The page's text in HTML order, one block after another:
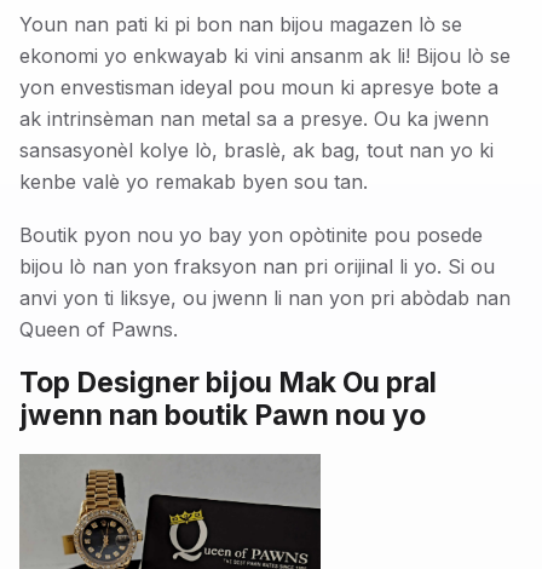
Youn nan pati ki pi bon nan bijou magazen lò se
ekonomi yo enkwayab ki vini ansanm ak li! Bijou lò se
yon envestisman ideyal pou moun ki apresye bote a
ak intrinsèman nan metal sa a presye. Ou ka jwenn
sansasyonèl kolye lò, braslè, ak bag, tout nan yo ki
kenbe valè yo remakab byen sou tan.
Boutik pyon nou yo bay yon opòtinite pou posede
bijou lò nan yon fraksyon nan pri orijinal li yo. Si ou
anvi yon ti liksye, ou jwenn li nan yon pri abòdab nan
Queen of Pawns.
Top Designer bijou Mak Ou pral
jwenn nan boutik Pawn nou yo